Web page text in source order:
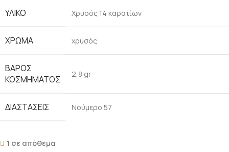
ΥΛΙΚΌ Χρυσός 14 καρατίων
ΧΡΏΜΑ χρυσός
ΒΆΡΟΣ
ΚΟΣΜΉΜΑΤΟΣ
2,8 gr
ΔΙΑΣΤΆΣΕΙΣ Νούμερο 57
1 σε απόθεμα